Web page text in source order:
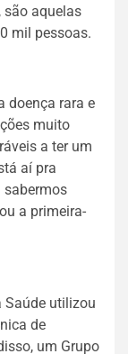
são aquelas
mil pessoas.
doença rara e
muito
a ter um
aí pra
sabermos
a primeira-
Saúde utilizou
de
um Grupo